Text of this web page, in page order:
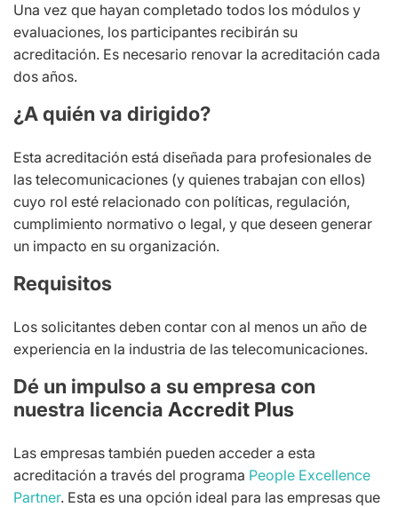
Una vez que hayan completado todos los módulos y
evaluaciones, los participantes recibirán su
acreditación. Es necesario renovar la acreditación cada
dos años.
¿A quién va dirigido?
Esta acreditación está diseñada para profesionales de
las telecomunicaciones (y quienes trabajan con ellos)
cuyo rol esté relacionado con políticas, regulación,
cumplimiento normativo o legal, y que deseen generar
un impacto en su organización.
Requisitos
Los solicitantes deben contar con al menos un año de
experiencia en la industria de las telecomunicaciones.
Dé un impulso a su empresa con
nuestra licencia Accredit Plus
Las empresas también pueden acceder a esta
acreditación a través del programa People Excellence
Partner. Esta es una opción ideal para las empresas que